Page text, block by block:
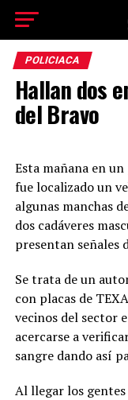
POLICIACA
Hallan dos
del Bravo
Esta mañana en
fue localizado un
algunas manchas
dos cadáveres
presentan señales
Se trata de un
con placas de
vecinos del sector
acercarse a
sangre dando así
Al llegar los